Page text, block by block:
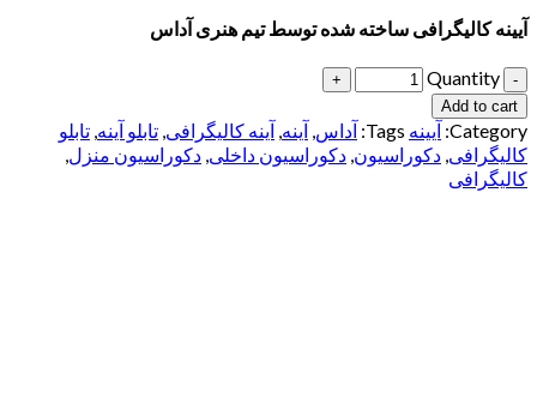
آیینه کالیگرافی ساخته شده توسط تیم هنری آداس
Quantity
Add to cart
Category: آیینه Tags: آداس, آینه, آینه کالیگرافی, تابلو آینه, تابلو
کالیگرافی, دکوراسیون, دکوراسیون داخلی, دکوراسیون منزل,
کالیگرافی